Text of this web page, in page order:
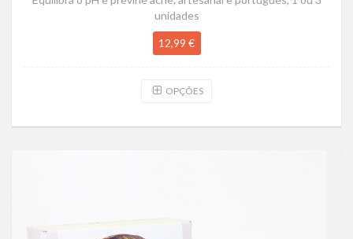
unidades
12,99 €
OPÇÕES